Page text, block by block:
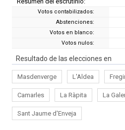
Votos contabilizados:
Abstenciones:
Votos en blanco:
Votos nulos:
Resultado de las elecciones en
Masdenverge L'Aldea
Camarles La Ràpita La
Sant Jaume d'Enveja